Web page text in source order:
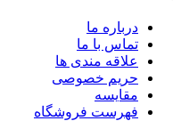
درباره ما
تماس با ما
علاقه مندی ها
حریم خصوصی
مقایسه
فهرست فروشگاه